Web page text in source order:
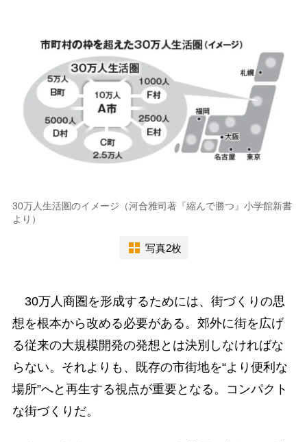
30万人生活圏のイメージ（河合雅司著『縮んで勝つ』小学館新書
より）
写真2枚
30万人商圏を形成するためには、街づくりの思
想を根本から改める必要がある。郊外に街を広げ
る従来の大規模開発の発想とは決別しなければな
らない。それよりも、既存の市街地を“より便利な
場所”へと再生する視点が重要となる。コンパクト
な街づくりだ。